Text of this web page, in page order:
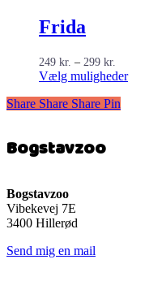
Frida
249 kr. – 299 kr.
249 kr.
til
299 kr.
Vælg mulighederDette
Share
Share Share Share Pin
Bogstavzoo
Bogstavzoo
Vibekevej 7E
3400 Hillerød
Send mig en mail